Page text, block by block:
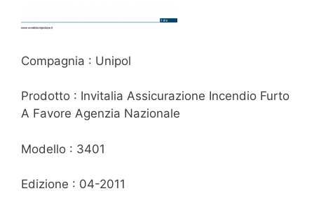
Compagnia : Unipol
Prodotto : Invitalia Assicurazione Incendio Furto
A Favore Agenzia Nazionale
Modello : 3401
Edizione : 04-2011